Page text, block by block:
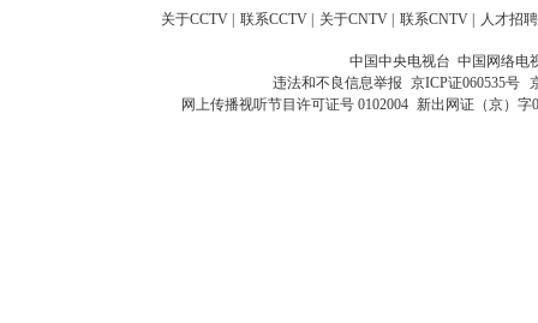
关于CCTV | 联系CCTV | 关于CNTV | 联系CNTV | 人才招聘
中国中央电视台 中国网络电
违法和不良信息举报 京ICP证060535号
网上传播视听节目许可证号 0102004 新出网证（京）